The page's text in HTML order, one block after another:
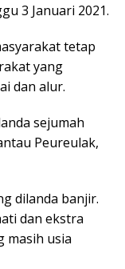
3 Januari 2021.
tetap
yang
dan alur.
sejumah
Peureulak,
dilanda banjir.
dan ekstra
masih usia